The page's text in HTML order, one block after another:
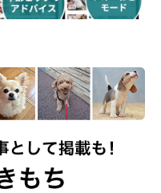
て夏を快適に過ご